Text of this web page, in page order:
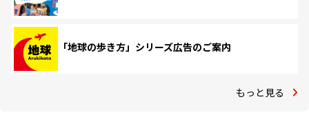
「地球の歩き方」シリーズ広告のご案内
もっと見る